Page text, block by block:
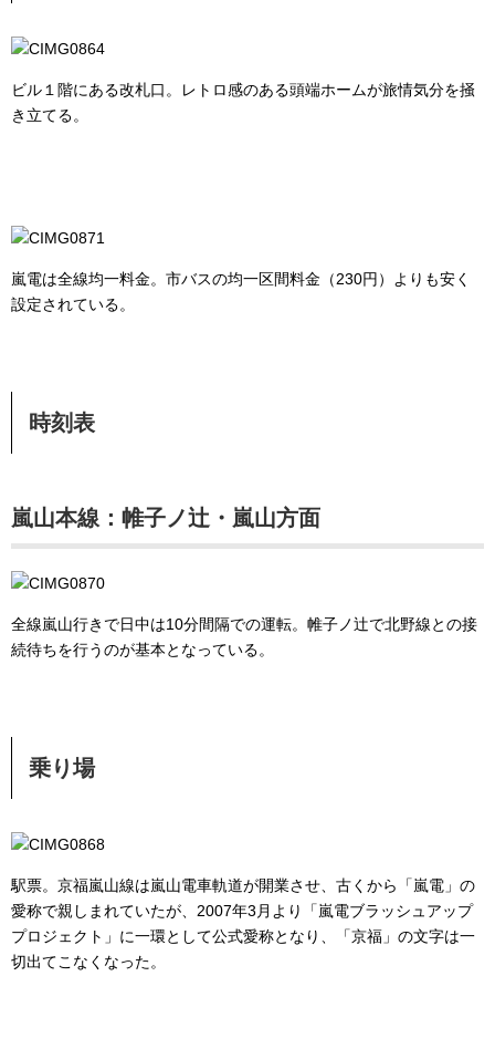
ビル１階にある改札口。レトロ感のある頭端ホームが旅情気分を掻
き立てる。
嵐電は全線均一料金。市バスの均一区間料金（230円）よりも安く
設定されている。
時刻表
嵐山本線：帷子ノ辻・嵐山方面
全線嵐山行きで日中は10分間隔での運転。帷子ノ辻で北野線との接
続待ちを行うのが基本となっている。
乗り場
駅票。京福嵐山線は嵐山電車軌道が開業させ、古くから「嵐電」の
愛称で親しまれていたが、2007年3月より「嵐電ブラッシュアップ
プロジェクト」に一環として公式愛称となり、「京福」の文字は一
切出てこなくなった。